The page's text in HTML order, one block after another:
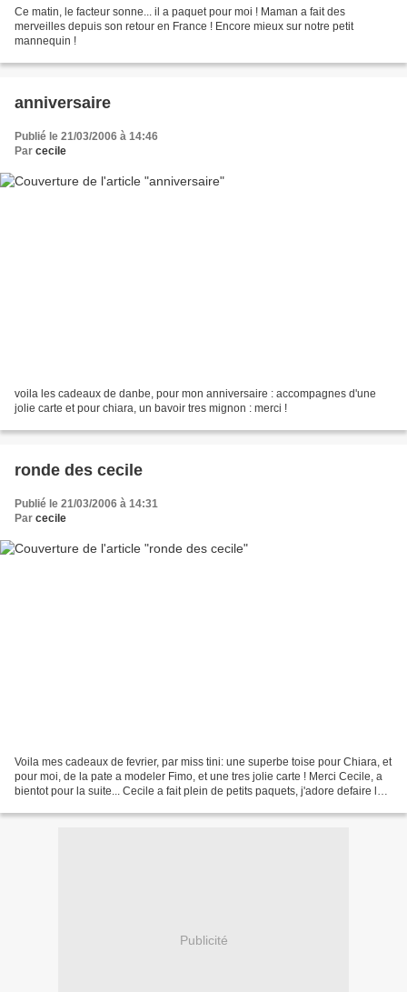
Ce matin, le facteur sonne... il a paquet pour moi ! Maman a fait des
merveilles depuis son retour en France ! Encore mieux sur notre petit
mannequin !
anniversaire
Publié le 21/03/2006 à 14:46
Par cecile
voila les cadeaux de danbe, pour mon anniversaire : accompagnes d'une
jolie carte et pour chiara, un bavoir tres mignon : merci !
ronde des cecile
Publié le 21/03/2006 à 14:31
Par cecile
Voila mes cadeaux de fevrier, par miss tini: une superbe toise pour Chiara, et
pour moi, de la pate a modeler Fimo, et une tres jolie carte ! Merci Cecile, a
bientot pour la suite... Cecile a fait plein de petits paquets, j'adore defaire les
Publicité